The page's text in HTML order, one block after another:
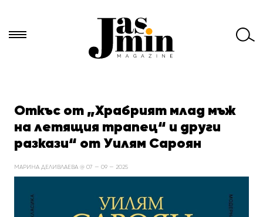
за:Откъс от „Храбрият млад мъж
на летящия трапец“ и други
разкази“ от Уилям Сароян
МАРИНА ДЕЛИВЛАЕВА @ 07 — 09 — 2025